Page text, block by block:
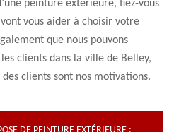
peinture extérieure, fiez-vous
vous aider à choisir votre
que nous pouvons
clients dans la ville de Belley,
clients sont nos motivations.